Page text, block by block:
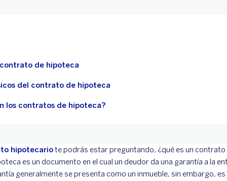
de hipoteca
del contrato de hipoteca
los contratos de hipoteca?
hipotecariote podrás estar preguntando, ¿qué es un contrato
es un documento en el cual un deudor da una garantía a la
generalmente se presenta como un inmueble, sin embargo,